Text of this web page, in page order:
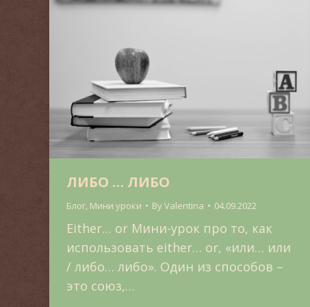
ЛИБО … ЛИБО
Блог, Мини уроки ByValentina 04.09.2022
Either… or Мини-урок про то, как
использовать either… or, «или… или
/ либо… либо». Один из способов –
это союз,…